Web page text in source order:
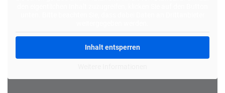
Inhalt entsperren